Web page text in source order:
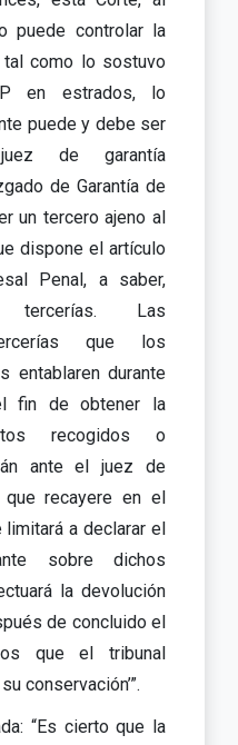
puede controlar la
tal como lo sostuvo
en estrados, lo
puede y debe ser
de garantía
de Garantía de
un tercero ajeno al
dispone el artículo
Penal, a saber,
tercerías. Las
que los
entablaren durante
fin de obtener la
recogidos o
ante el juez de
que recayere en el
a declarar el
sobre dichos
la devolución
de concluido el
que el tribunal
conservación’”.
“Es cierto que la